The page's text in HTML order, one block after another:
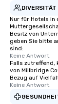
Nur für Hotels in
Besitz von
geben Sie bitte
sind:
Keine Antwort.
Falls zutreffend,
von Millbridge
Bezug auf
Keine Antwort.